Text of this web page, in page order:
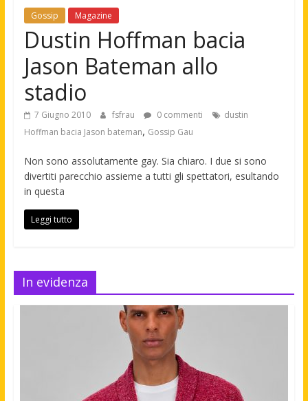
news
moda
maschile
Gossip Magazine
Dustin Hoffman bacia
Jason Bateman allo
stadio
7 Giugno 2010 fsfrau 0 commenti
dustin
Hoffman bacia Jason bateman, Gossip Gau
Non sono assolutamente gay. Sia chiaro. I due si sono
divertiti parecchio assieme a tutti gli spettatori, esultando
in questa
Leggi tutto
In evidenza